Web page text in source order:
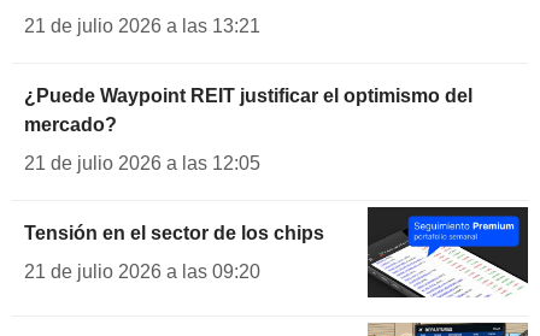
21 de julio 2026 a las 13:21
¿Puede Waypoint REIT justificar el optimismo del
mercado?
21 de julio 2026 a las 12:05
Tensión en el sector de los chips
21 de julio 2026 a las 09:20